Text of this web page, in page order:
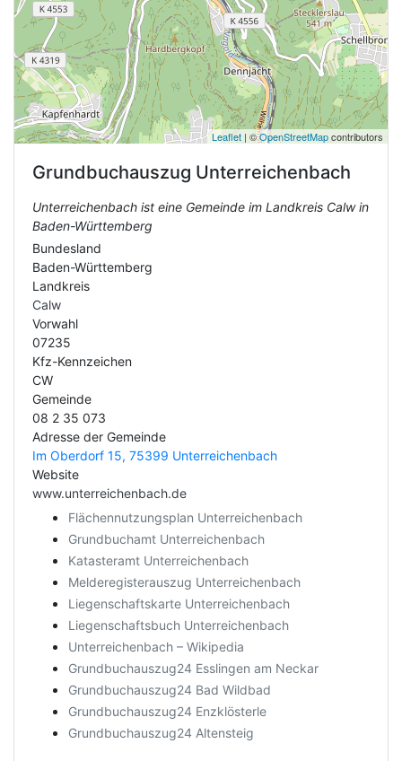
Leaflet | ©OpenStreetMapcontributors
Grundbuchauszug Unterreichenbach
Unterreichenbach ist eine Gemeinde im Landkreis Calw in
Baden-Württemberg
Bundesland
Baden-Württemberg
Landkreis
Calw
Vorwahl
07235
Kfz-Kennzeichen
CW
Gemeinde
08 2 35 073
Adresse der Gemeinde
Im Oberdorf 15, 75399 Unterreichenbach
Website
www.unterreichenbach.de
Flächennutzungsplan Unterreichenbach
Grundbuchamt Unterreichenbach
Katasteramt Unterreichenbach
Melderegisterauszug Unterreichenbach
Liegenschaftskarte Unterreichenbach
Liegenschaftsbuch Unterreichenbach
Unterreichenbach – Wikipedia
Grundbuchauszug24 Esslingen am Neckar
Grundbuchauszug24 Bad Wildbad
Grundbuchauszug24 Enzklösterle
Grundbuchauszug24 Altensteig